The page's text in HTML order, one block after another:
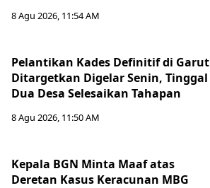
8 Agu 2026, 11:54 AM
Pelantikan Kades Definitif di Garut
Ditargetkan Digelar Senin, Tinggal
Dua Desa Selesaikan Tahapan
8 Agu 2026, 11:50 AM
Kepala BGN Minta Maaf atas
Deretan Kasus Keracunan MBG